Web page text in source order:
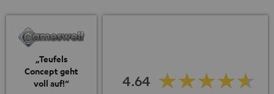
„Teufels
Concept geht
voll auf!“
4.64